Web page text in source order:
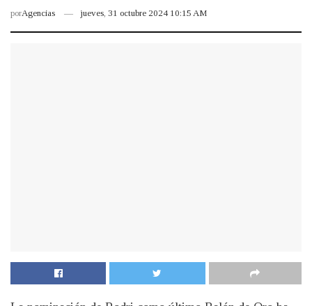
porAgencias jueves, 31 octubre 2024 10:15 AM